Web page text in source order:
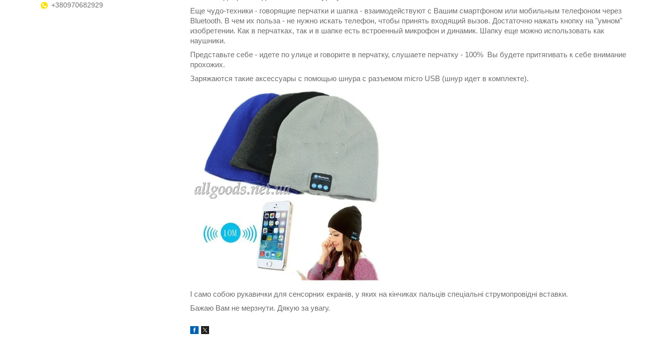
Еще чудо-техники - говорящие перчатки и шапка - взаимодействуют с Вашим смартфоном или мобильным телефоном через
Bluetooth. В чем их польза - не нужно искать телефон, чтобы принять входящий вызов. Достаточно нажать кнопку на "умном"
изобретении. Как в перчатках, так и в шапке есть встроенный микрофон и динамик. Шапку еще можно использовать как
наушники.
Представьте себе - идете по улице и говорите в перчатку, слушаете перчатку - 100% Вы будете притягивать к себе внимание
прохожих.
Заряжаются такие аксессуары с помощью шнура с разъемом micro USB (шнур идет в комплекте).
І само собою рукавички для сенсорних екранів, у яких на кінчиках пальців спеціальні струмопровідні вставки.
Бажаю Вам не мерзнути. Дякую за увагу.
+380970682929